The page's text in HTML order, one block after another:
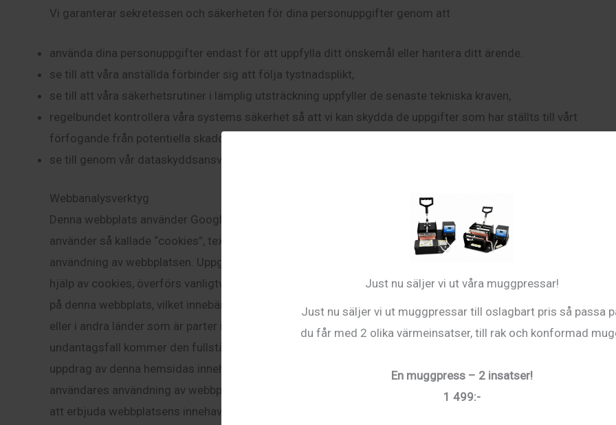
Just nu säljer vi ut våra muggpressar!
Just nu säljer vi ut muggpressar till oslagbart pris så passa
du får med 2 olika värmeinsatser, till rak och konformad
En muggpress – 2 insatser!
1 499:-
Vi garanterar sekretessen och säkerheten för dina personuppgifter genom att
använda dina personuppgifter endast för att uppfylla ditt önskemål eller hantera ditt ärende.
se till att våra anställda förbinder sig att följa tystnadsplikt,
se till att våra säkerhetsrutiner i lämplig utsträckning uppfyller de senaste tekniska kraven,
regelbundet kontrollera våra systems säkerhet så att vi kan skydda de uppgifter som har ställts till vårt
förfogande från potentiella skador, förluster och obehörig åtkomst,
se till genom vår dataskyddsansvarige att “integritetspolicyn” följs.
Webbanalysverktyg
Denna webbplats använder Google Analytics, en webbanalystjänst från Google Inc. (“Google”). Google
använder så kallade “cookies”, textfiler som lagras på användares datorer och som gör det möjligt att
användning av webbplatsen. Uppgifterna om användarens användning av denna webbplats, som genereras med
hjälp av cookies, överförs vanligtvis till en Google-server i USA och lagras där. IP-anonymisering har aktiverats
på denna webbplats, vilket innebär att användarens IP-adress kommer att i förväg kortas ner av Google inom
eller i andra länder som är parter i avtalet om det Europeiska ekonomiska samarbetsområdet (EES). Endast i
undantagsfall kommer den fullständiga IP-adressen att skickas till en Google-server i USA och kortas där. På
uppdrag av denna hemsidas innehavare kommer Google att använda denna information för att utvärdera
användares användning av webbplatsen, för att sammanställa rapporter om aktiviteter på webbplatsen och för
att erbjuda webbplatsens innehavare andra tjänster relaterade till användning av webbplats och internet. Den